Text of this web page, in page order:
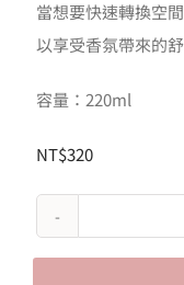
當想要快速轉換空
以享受香氛帶來的
容量：220ml
NT$320